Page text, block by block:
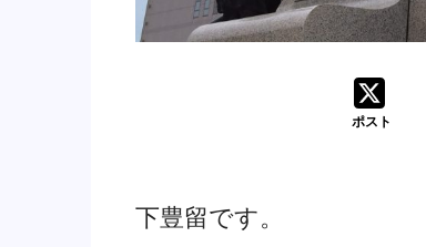
ポスト
下豊留です。